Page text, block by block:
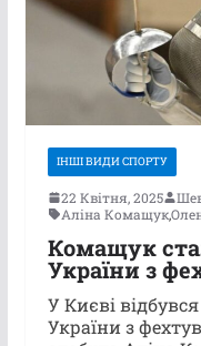
ІНШІ ВИДИ СПОРТУ
22 Квітня, 2025
Аліна Комащук,
Комащук
України з
У Києві
України з